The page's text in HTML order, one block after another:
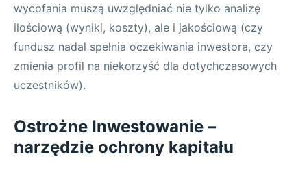
wycofania muszą uwzględniać nie tylko analizę
ilościową (wyniki, koszty), ale i jakościową (czy
fundusz nadal spełnia oczekiwania inwestora, czy
zmienia profil na niekorzyść dla dotychczasowych
uczestników).
Ostrożne Inwestowanie –
narzędzie ochrony kapitału